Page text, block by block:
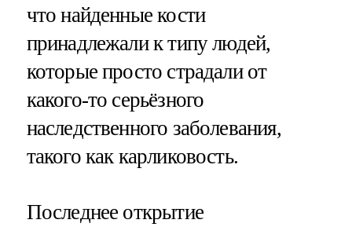
что найденные кости
принадлежали к типу людей,
которые просто страдали от
какого-то серьёзного
наследственного заболевания,
такого как карликовость.
Последнее открытие